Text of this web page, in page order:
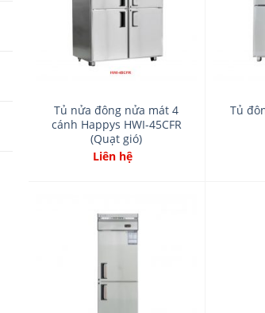
Tủ nửa đông nửa mát 4
cánh Happys HWI-45CFR
(Quạt gió)
Liên hệ
Tủ